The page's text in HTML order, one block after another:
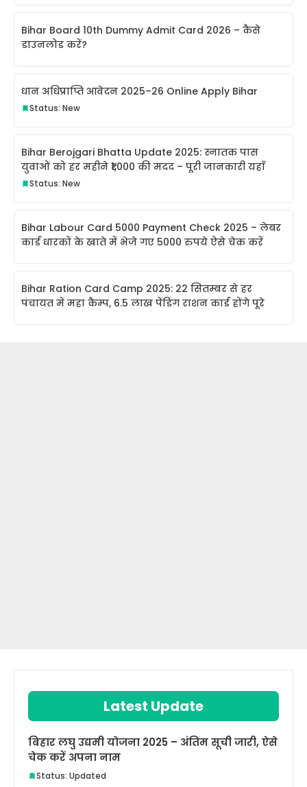
Bihar Board 10th Dummy Admit Card 2026 – कैसे
डाउनलोड करें?
धान अधिप्राप्ति आवेदन 2025–26 Online Apply Bihar
Status: New
Bihar Berojgari Bhatta Update 2025: स्नातक पास
युवाओं को हर महीने ₹1,000 की मदद – पूरी जानकारी यहाँ
Status: New
Bihar Labour Card 5000 Payment Check 2025 – लेबर
कार्ड धारकों के खाते में भेजे गए 5000 रुपये ऐसे चेक करें
Bihar Ration Card Camp 2025: 22 सितम्बर से हर
पंचायत में महा कैम्प, 6.5 लाख पेंडिंग राशन कार्ड होंगे पूरे
Latest Update
बिहार लघु उद्यमी योजना 2025 – अंतिम सूची जारी, ऐसे
चेक करें अपना नाम
Status: Updated